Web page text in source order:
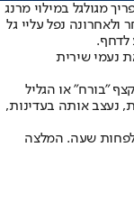
פריך מגולגל במילוי מרנג
נפל עליי גל
לדחף.
נעמי שירית
"בורח" או הגליל
נעצב אותה בעדינות,
שעה. המלצה